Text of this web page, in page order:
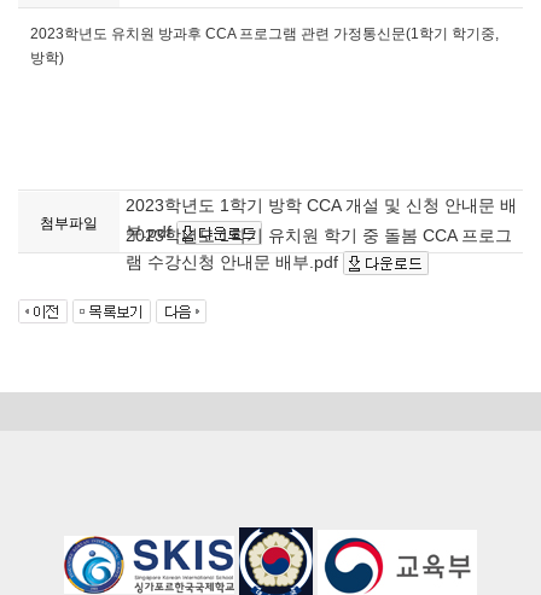
2023학년도 유치원 방과후 CCA 프로그램 관련 가정통신문(1학기 학기중,
방학)
첨부파일
2023학년도 1학기 방학 CCA 개설 및 신청 안내문 배
부.pdf
2023학년도 1학기 유치원 학기 중 돌봄 CCA 프로그
램 수강신청 안내문 배부.pdf